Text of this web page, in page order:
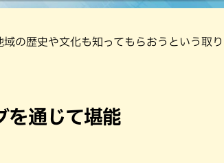
の歴史や文化も知ってもらおうという取り
を通じて堪能